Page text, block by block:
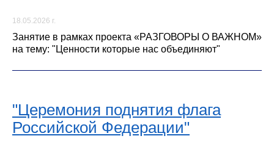
18.05.2026 г.
Занятие в рамках проекта «РАЗГОВОРЫ О ВАЖНОМ»
на тему: "Ценности которые нас объединяют"
"Церемония поднятия флага
Российской Федерации"